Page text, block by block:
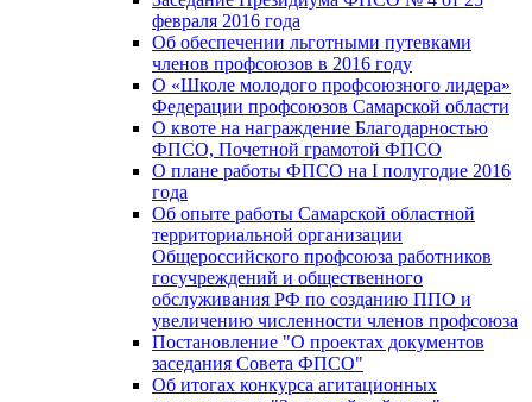
февраля 2016 года
Об обеспечении льготными путевками
членов профсоюзов в 2016 году
О «Школе молодого профсоюзного лидера»
Федерации профсоюзов Самарской области
О квоте на награждение Благодарностью
ФПСО, Почетной грамотой ФПСО
О плане работы ФПСО на I полугодие 2016
года
Об опыте работы Самарской областной
территориальной организации
Общероссийского профсоюза работников
госучреждений и общественного
обслуживания РФ по созданию ППО и
увеличению численности членов профсоюза
Постановление "О проектах документов
заседания Совета ФПСО"
Об итогах конкурса агитационных